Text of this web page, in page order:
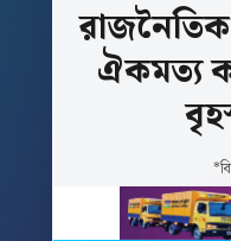
রাজনৈতিক
ঐকমত্য